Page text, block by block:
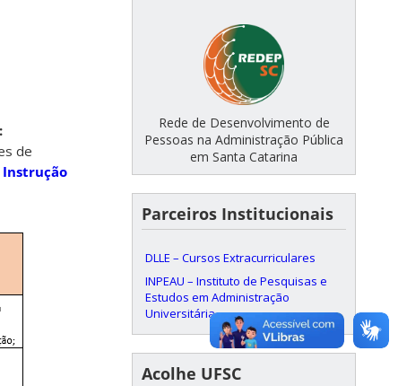
de
Instrução
Rede de Desenvolvimento de
Pessoas na Administração Pública
em Santa Catarina
Parceiros Institucionais
DLLE – Cursos Extracurriculares
INPEAU – Instituto de Pesquisas e
Estudos em Administração
Universitária
Acolhe UFSC